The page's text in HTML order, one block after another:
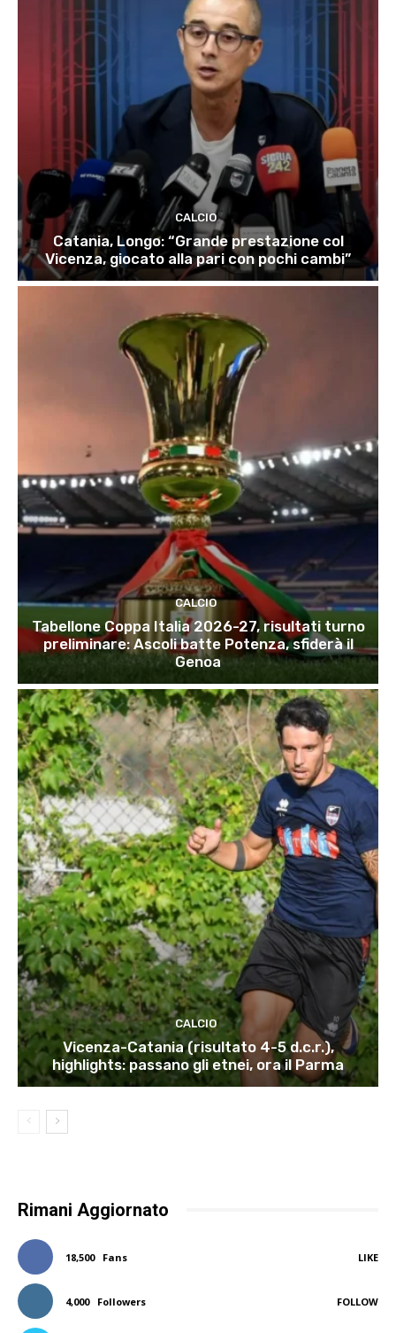
CALCIO
Catania, Longo: “Grande prestazione col
Vicenza, giocato alla pari con pochi cambi”
CALCIO
Tabellone Coppa Italia 2026-27, risultati turno
preliminare: Ascoli batte Potenza, sfiderà il
Genoa
CALCIO
Vicenza-Catania (risultato 4-5 d.c.r.),
highlights: passano gli etnei, ora il Parma
Rimani Aggiornato
18,500 Fans LIKE
4,000 Followers FOLLOW